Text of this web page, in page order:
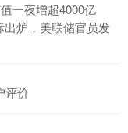
一夜增超4000亿
炉，美联储官员发
评价